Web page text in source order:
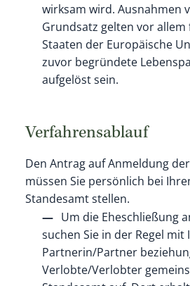
wirksam wird. Ausnahmen
Grundsatz gelten vor
Staaten der Europäische
zuvor begründete
aufgelöst sein.
Verfahrensablauf
Den Antrag auf Anmeldung
müssen Sie persönlich bei
Standesamt stellen.
Um die Eheschließung
suchen Sie in der Regel
Partnerin/Partner
Verlobte/Verlobter